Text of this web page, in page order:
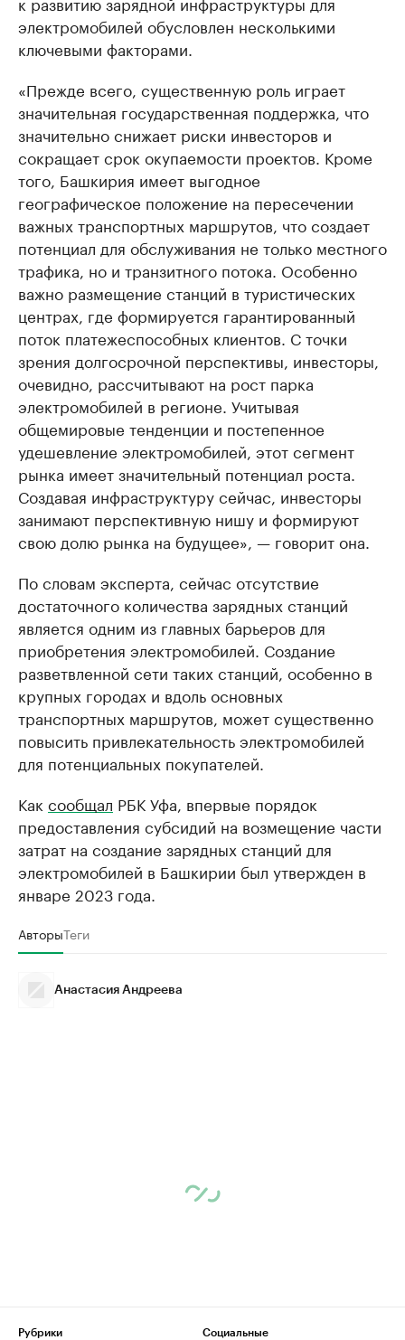
электромобилей обусловлен несколькими
ключевыми факторами.
«Прежде всего, существенную роль играет
значительная государственная поддержка, что
значительно снижает риски инвесторов и
сокращает срок окупаемости проектов. Кроме
того, Башкирия имеет выгодное
географическое положение на пересечении
важных транспортных маршрутов, что создает
потенциал для обслуживания не только местного
трафика, но и транзитного потока. Особенно
важно размещение станций в туристических
центрах, где формируется гарантированный
поток платежеспособных клиентов. С точки
зрения долгосрочной перспективы, инвесторы,
очевидно, рассчитывают на рост парка
электромобилей в регионе. Учитывая
общемировые тенденции и постепенное
удешевление электромобилей, этот сегмент
рынка имеет значительный потенциал роста.
Создавая инфраструктуру сейчас, инвесторы
занимают перспективную нишу и формируют
свою долю рынка на будущее», — говорит она.
По словам эксперта, сейчас отсутствие
достаточного количества зарядных станций
является одним из главных барьеров для
приобретения электромобилей. Создание
разветвленной сети таких станций, особенно в
крупных городах и вдоль основных
транспортных маршрутов, может существенно
повысить привлекательность электромобилей
для потенциальных покупателей.
Как сообщал РБК Уфа, впервые порядок
предоставления субсидий на возмещение части
затрат на создание зарядных станций для
электромобилей в Башкирии был утвержден в
январе 2023 года.
АвторыТеги
Анастасия Андреева
Рубрики
Социальные